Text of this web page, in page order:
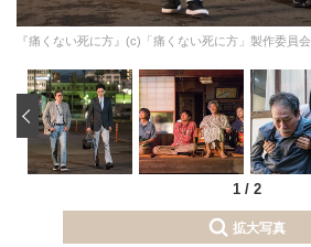
『痛くない死に方』(c)「痛くない死に方」製作委員会
1 / 2
‹
拡大写真